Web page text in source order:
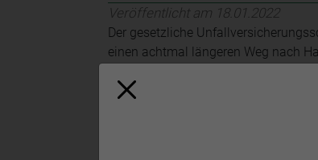
Veröffentlicht am 18.01.2022
Der gesetzliche
einen achtmal längeren Weg nach